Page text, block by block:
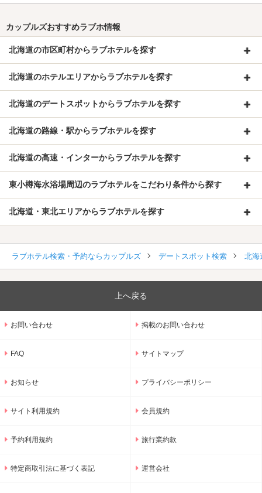
カップルズおすすめラブホ情報
北海道の市区町村からラブホテルを探す
北海道のホテルエリアからラブホテルを探す
北海道のデートスポットからラブホテルを探す
北海道の路線・駅からラブホテルを探す
北海道の高速・インターからラブホテルを探す
東小樽海水浴場周辺のラブホテルをこだわり条件から探す
北海道・東北エリアからラブホテルを探す
ラブホテル検索・予約ならカップルズ デートスポット検索 北海
上へ戻る
お問い合わせ 掲載のお問い合わせ
FAQ サイトマップ
お知らせ プライバシーポリシー
サイト利用規約 会員規約
予約利用規約 旅行業約款
特定商取引法に基づく表記 運営会社